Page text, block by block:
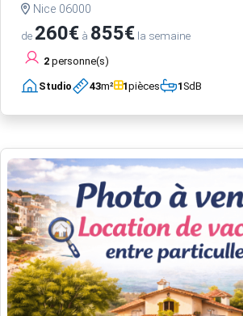
Nice 06000
de 260€ à 855€ la semaine
2 personne(s)
Studio 43m² 1pièces 1SdB